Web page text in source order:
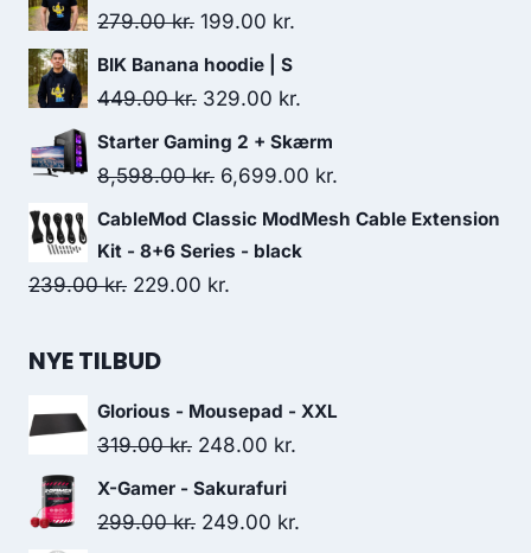
was:
559.00 kr..
279.00kr. Original
price
was:
199.00 kr.
is:
BIK Banana hoodie | S
449.00kr. Original
price
was:
329.00 kr.
price
is:
Starter Gaming 2 + Skærm
8,598.00kr. Original
price
was:
8,598.00 kr..
6,699.00 kr.
price
CableMod Classic ModMesh Cable Extension
Kit - 8+6 Series - black
239.00kr. Original
was:
229.00 kr.
NYE TILBUD
Glorious - Mousepad - XXL
319.00kr. Original
price
was:
248.00 kr.
X-Gamer - Sakurafuri
299.00kr. Original
249.00 kr.